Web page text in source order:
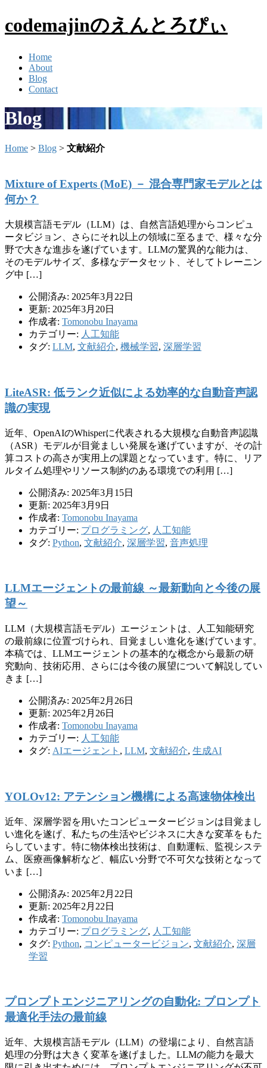
codemajinのえんとろぴぃ
Home
About
Blog
Contact
Blog
Home > Blog > 文献紹介
Mixture of Experts (MoE) － 混合専門家モデルとは
何か？
大規模言語モデル（LLM）は、自然言語処理からコンピュ
ータビジョン、さらにそれ以上の領域に至るまで、様々な分
野で大きな進歩を遂げています。LLMの驚異的な能力は、
そのモデルサイズ、多様なデータセット、そしてトレーニン
グ中 […]
公開済み: 2025年3月22日
更新: 2025年3月20日
作成者: Tomonobu Inayama
カテゴリー: 人工知能
タグ: LLM, 文献紹介, 機械学習, 深層学習
LiteASR: 低ランク近似による効率的な自動音声認
識の実現
近年、OpenAIのWhisperに代表される大規模な自動音声認識
（ASR）モデルが目覚ましい発展を遂げていますが、その計
算コストの高さが実用上の課題となっています。特に、リア
ルタイム処理やリソース制約のある環境での利用 […]
公開済み: 2025年3月15日
更新: 2025年3月9日
作成者: Tomonobu Inayama
カテゴリー: プログラミング, 人工知能
タグ: Python, 文献紹介, 深層学習, 音声処理
LLMエージェントの最前線 ～最新動向と今後の展
望～
LLM（大規模言語モデル）エージェントは、人工知能研究
の最前線に位置づけられ、目覚ましい進化を遂げています。
本稿では、LLMエージェントの基本的な概念から最新の研
究動向、技術応用、さらには今後の展望について解説してい
きま […]
公開済み: 2025年2月26日
更新: 2025年2月26日
作成者: Tomonobu Inayama
カテゴリー: 人工知能
タグ: AIエージェント , LLM, 文献紹介, 生成AI
YOLOv12: アテンション機構による高速物体検出
近年、深層学習を用いたコンピュータービジョンは目覚まし
い進化を遂げ、私たちの生活やビジネスに大きな変革をもた
らしています。特に物体検出技術は、自動運転、監視システ
ム、医療画像解析など、幅広い分野で不可欠な技術となって
いま […]
公開済み: 2025年2月22日
更新: 2025年2月22日
作成者: Tomonobu Inayama
カテゴリー: プログラミング, 人工知能
タグ: Python, コンピュータービジョン, 文献紹介, 深層
学習
プロンプトエンジニアリングの自動化: プロンプト
最適化手法の最前線
近年、大規模言語モデル（LLM）の登場により、自然言語
処理の分野は大きく変革を遂げました。LLMの能力を最大